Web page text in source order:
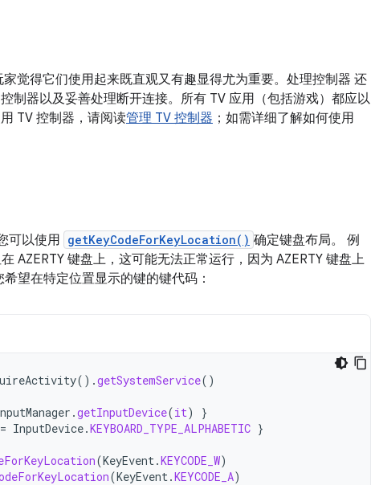
觉得它们使用起来既直观又有趣显得尤为重要。处理控制器 还
制器以及妥善处理断开连接。所有 TV 应用（包括游戏）都应以
TV 控制器，请阅读管理 TV 控制器 ；如需详细了解如何使用
可以使用 getKeyCodeForKeyLocation() 确定键盘布局。 例
AZERTY 键盘上，这可能无法正常运行，因为 AZERTY 键盘上
望在特定位置显示的键的键代码：
().getSystemService()
.getInputDevice(it)
}
InputDevice.KEYBOARD_TYPE_ALPHABETIC }
(KeyEvent.KEYCODE_W)
(KeyEvent.KEYCODE_A)